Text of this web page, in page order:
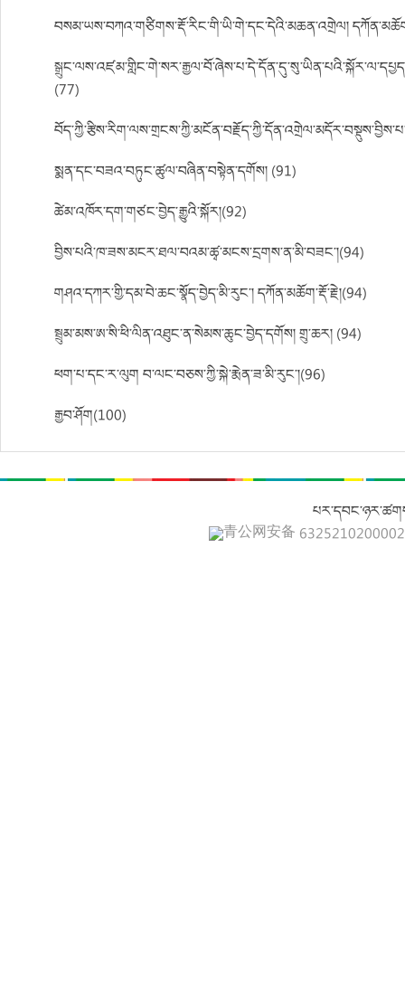
བསམ་ཡས་བཀའ་གཙིགས་རྡོ་རིང་གི་ཡི་གེ་དང་དེའི་མཆན་འགྲེལ།
(77)
སྨན་དང་བཟའ་བཏུང་ཚུལ་བཞིན་བསྟེན་དགོས། (91)
ཚེམ་འཁོར་དག་གཙང་བྱེད་རྒྱུའི་སྐོར།(92)
བྱིས་པའི་ཁ་ཟས་མངར་ཐལ་བའམ་ཚྭ་མངས་དྲགས་ན་མི་བཟང་།(94)
གཤའ་དཀར་གྱི་དམ་བེ་ཆང་སྣོད་བྱེད་མི་རུང་། དཀོན་མཆོག་རྡོ་རྗེ།(94)
སྦྲུམ་མས་ཨ་སི་ཕི་ལིན་འཐུང་ན་སེམས་ཆུང་བྱེད་དགོས། གྲུ་ཆར། (94)
ཕག་པ་དང་ར་ལུག བ་ལང་བཅས་ཀྱི་སྐེ་རྨེན་ཟ་མི་རུང་།(96)
རྒྱབ་ཤོག(100)
青公网安备